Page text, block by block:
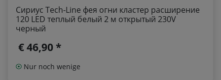
Сириус Tech-Line фея огни кластер расширение
120 LED теплый белый 2 м открытый 230V
черный
€ 46,90 *
Nur noch wenige